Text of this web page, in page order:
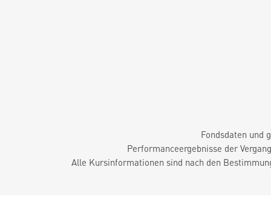
Fondsdaten und
Performanceergebnisse der
Alle Kursinformationen sind nach den